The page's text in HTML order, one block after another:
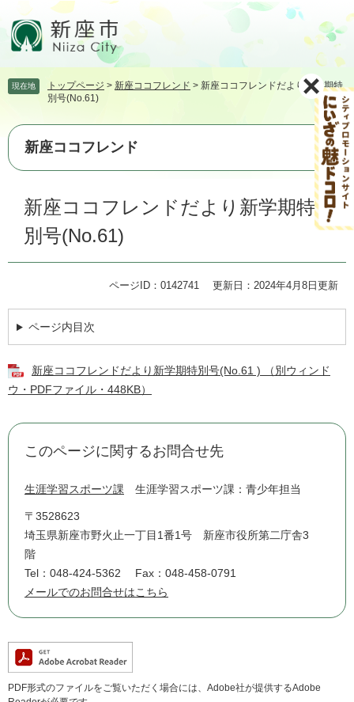
頭
す。
飛
て
本
現在地 トップページ > 新座ココフレンド > 新座ココフレンドだより新学期特
別号(No.61)
新座ココフレンド
新座ココフレンドだより新学期特
別号(No.61)
ページID：0142741 更新日：2024年4月8日更新
ページ内目次
新座ココフレンドだより新学期特別号(No.61 ) （別ウィンド
ウ・PDFファイル・448KB）
このページに関するお問合せ先
生涯学習スポーツ課 生涯学習スポーツ課：青少年担当
〒3528623
埼玉県新座市野火止一丁目1番1号 新座市役所第二庁舎3
階
Tel：048-424-5362
Fax：048-458-0791
メールでのお問合せはこちら
PDF形式のファイルをご覧いただく場合には、Adobe社が提供するAdobe